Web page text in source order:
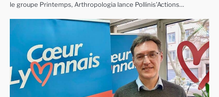
le groupe Printemps, Arthropologia lance Pollinis’Actions…